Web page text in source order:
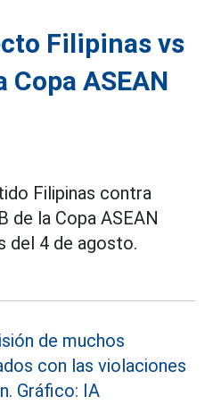
Filipinas vs
Copa ASEAN
Filipinas contra
de la Copa ASEAN
del 4 de agosto.